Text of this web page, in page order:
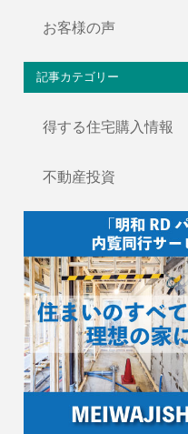
お客様の声
記事カテゴリー
得する住宅購入情報
不動産投資